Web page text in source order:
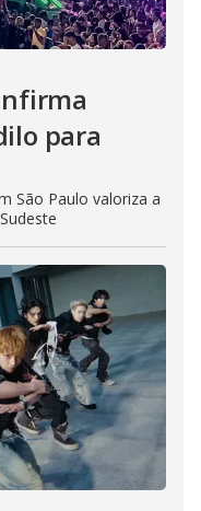
para
São Paulo valoriza a